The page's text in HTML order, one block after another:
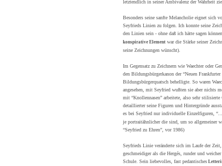
letztendlich in seiner Ambivalenz der Wahrheit
Besonders seine sanfte Melancholie eignet sich
Seyfrieds Linien zu folgen. Ich konnte seine
den Linien sein - ohne daß ich hätte sagen
konspirative Element war die Stärke seiner
seine Zeichnungen wünscht).
Im Gegensatz zu Zeichnern wie Waechter oder
den Bildungsbürgerkanon der “Neuen
Bildungsbürgerquatsch behelligte. So waren
angesehen, mit Seyfried wußten sie aber nichts
mit “Knollennasen” arbeitete, also sehr
detaillierter seine Figuren und Hintergründe
es bei Seyfried nur individuelle Einzelfiguren,
je portraitähnlicher die sind, um so allgemeiner
“Seyfried zu Ehren”, vor 1986)
Seyfrieds Linie veränderte sich im Laufe der
geschmeidiger als die Hergés, runder und
Schule. Sein liebevolles, fast pedantisches